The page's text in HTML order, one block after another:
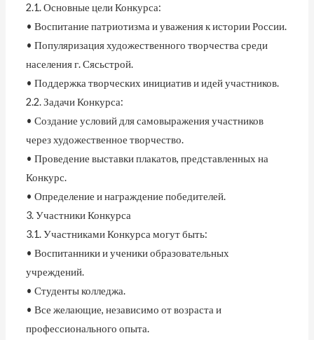
2.1. Основные цели Конкурса:
• Воспитание патриотизма и уважения к истории России.
• Популяризация художественного творчества среди
населения г. Сясьстрой.
• Поддержка творческих инициатив и идей участников.
2.2. Задачи Конкурса:
• Создание условий для самовыражения участников
через художественное творчество.
• Проведение выставки плакатов, представленных на
Конкурс.
• Определение и награждение победителей.
3. Участники Конкурса
3.1. Участниками Конкурса могут быть:
• Воспитанники и ученики образовательных
учреждений.
• Студенты колледжа.
• Все желающие, независимо от возраста и
профессионального опыта.